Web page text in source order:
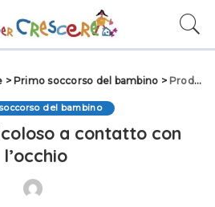
> Primo soccorso del bambino > Prodotto pericoloso a contatto con l’occhio
del bambino
a contatto con
l’occhio